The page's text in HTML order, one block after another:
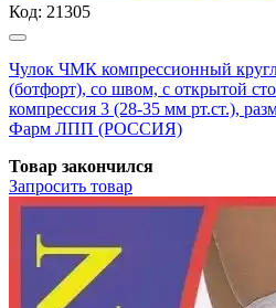
Код: 21305
Чулок ЧМК компрессионный
(ботфорт), со швом, с открытой
компрессия 3 (28-35 мм рт.ст.),
Фарм ЛПП (РОССИЯ)
Товар закончился
Запросить товар